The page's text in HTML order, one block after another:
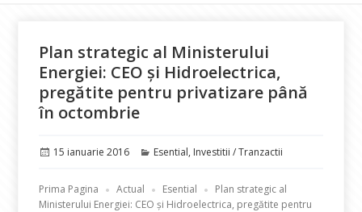
Plan strategic al Ministerului
Energiei: CEO și Hidroelectrica,
pregătite pentru privatizare până
în octombrie
Publicat
15 ianuarie 2016 Categorii
Esential, Investitii / Tranzactii
Prima Pagina Actual Esential
Plan strategic al
Ministerului Energiei: CEO și Hidroelectrica, pregătite pentru